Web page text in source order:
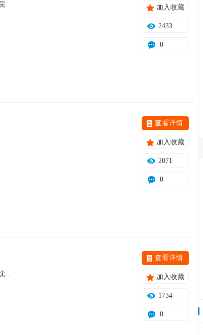
加入收藏
2433
0
查看详情
加入收藏
2071
0
查看详情
加入收藏
1734
0